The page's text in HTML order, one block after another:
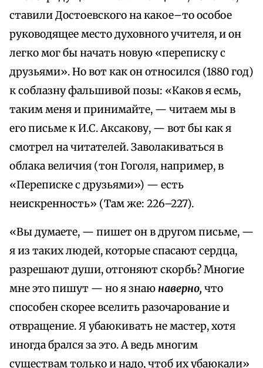
ставили Достоевского на какое–то особое
руководящее место духовного учителя, и он
легко мог бы начать новую «переписку с
друзьями». Но вот как он относился (1880 год)
к соблазну фальшивой позы: «Каков я есмь,
таким меня и принимайте, — читаем мы в
его письме к И.С. Аксакову, — вот бы как я
смотрел на читателей. Заволакиваться в
облака величия (тон Гоголя, например, в
«Переписке с друзьями») — есть
неискренность» (Там же: 226–227).
«Вы думаете, — пишет он в другом письме, —
я из таких людей, которые спасают сердца,
разрешают души, отгоняют скорбь? Многие
мне это пишут — но я знаюнаверно, что
способен скорее вселить разочарование и
отвращение. Я убаюкивать не мастер, хотя
иногда брался за это. А ведь многим
существам только и надо, чтоб их убаюкали»